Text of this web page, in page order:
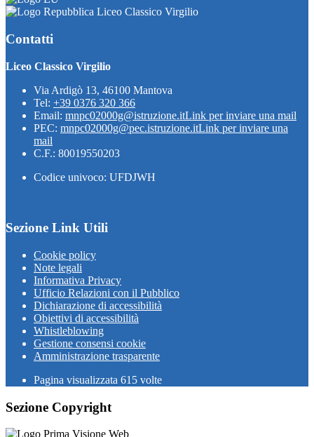
Liceo Classico Virgilio
Contatti
Liceo Classico Virgilio
Via Ardigò 13, 46100 Mantova
Tel: +39 0376 320 366
Email: mnpc02000g@istruzione.itLink per inviare una mail
PEC: mnpc02000g@pec.istruzione.itLink per inviare una
mail
C.F.: 80019550203
Codice univoco: UFDJWH
Sezione Link Utili
Cookie policy
Note legali
Informativa Privacy
Ufficio Relazioni con il Pubblico
Dichiarazione di accessibilità
Obiettivi di accessibilità
Whistleblowing
Gestione consensi cookie
Amministrazione trasparente
Pagina visualizzata 615 volte
Sezione Copyright